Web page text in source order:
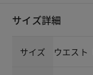
サイズ詳細
サイズ ウエスト